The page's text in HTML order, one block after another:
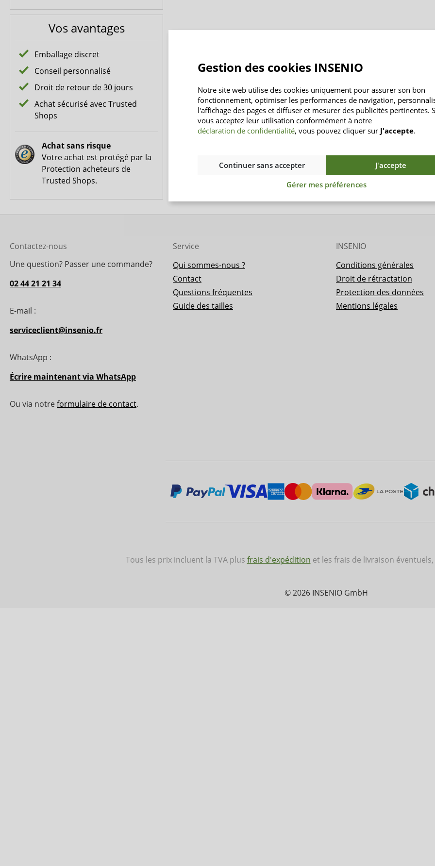
Vos avantages
Emballage discret
Conseil personnalisé
Droit de retour de 30 jours
Achat sécurisé avec Trusted
Shops
Achat sans risque
Votre achat est protégé par la
Protection acheteurs de
Trusted Shops.
Contactez-nous
Une question? Passer une commande?
02 44 21 21 34
E-mail :
serviceclient@insenio.fr
WhatsApp :
Écrire maintenant via WhatsApp
Ou via notre formulaire de contact.
Service
Qui sommes-nous ?
Contact
Questions fréquentes
Guide des tailles
INSENIO
Conditions générales
Droit de rétractation
Protection des données
Mentions légales
Tous les prix incluent la TVA plus frais d'expédition et les frais de livraison
© 2026 INSENIO GmbH
Gestion des cookies INSENIO
Notre site web utilise des cookies uniquement pour assurer son bon
fonctionnement, optimiser les performances de navigation,
l'affichage des pages et diffuser et mesurer des publicités pertinentes.
vous acceptez leur utilisation conformément à notre
déclaration de confidentialité, vous pouvez cliquer sur J'accepte.
Continuer sans accepter
J'accepte
Gérer mes préférences